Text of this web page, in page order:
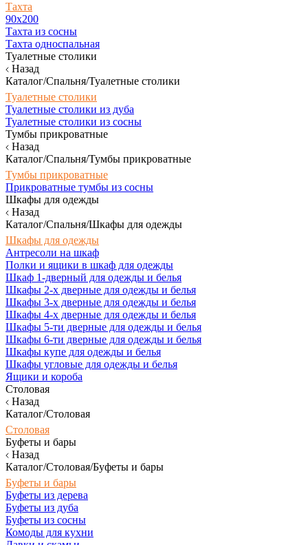
Тахта
90х200
Тахта из сосны
Тахта односпальная
Туалетные столики
Назад
Каталог/Спальня/Туалетные столики
Туалетные столики
Туалетные столики из дуба
Туалетные столики из сосны
Тумбы прикроватные
Назад
Каталог/Спальня/Тумбы прикроватные
Тумбы прикроватные
Прикроватные тумбы из сосны
Шкафы для одежды
Назад
Каталог/Спальня/Шкафы для одежды
Шкафы для одежды
Антресоли на шкаф
Полки и ящики в шкаф для одежды
Шкаф 1-дверный для одежды и белья
Шкафы 2-х дверные для одежды и белья
Шкафы 3-х дверные для одежды и белья
Шкафы 4-х дверные для одежды и белья
Шкафы 5-ти дверные для одежды и белья
Шкафы 6-ти дверные для одежды и белья
Шкафы купе для одежды и белья
Шкафы угловые для одежды и белья
Ящики и короба
Столовая
Назад
Каталог/Столовая
Столовая
Буфеты и бары
Назад
Каталог/Столовая/Буфеты и бары
Буфеты и бары
Буфеты из дерева
Буфеты из дуба
Буфеты из сосны
Комоды для кухни